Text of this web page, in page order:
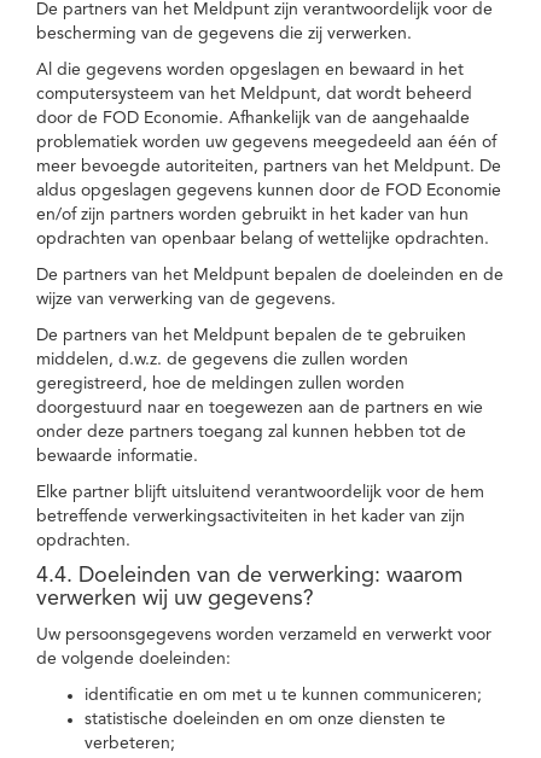
De partners van het Meldpunt zijn verantwoordelijk voor de
bescherming van de gegevens die zij verwerken.
Al die gegevens worden opgeslagen en bewaard in het
computersysteem van het Meldpunt, dat wordt beheerd
door de FOD Economie. Afhankelijk van de aangehaalde
problematiek worden uw gegevens meegedeeld aan één of
meer bevoegde autoriteiten, partners van het Meldpunt. De
aldus opgeslagen gegevens kunnen door de FOD Economie
en/of zijn partners worden gebruikt in het kader van hun
opdrachten van openbaar belang of wettelijke opdrachten.
De partners van het Meldpunt bepalen de doeleinden en de
wijze van verwerking van de gegevens.
De partners van het Meldpunt bepalen de te gebruiken
middelen, d.w.z. de gegevens die zullen worden
geregistreerd, hoe de meldingen zullen worden
doorgestuurd naar en toegewezen aan de partners en wie
onder deze partners toegang zal kunnen hebben tot de
bewaarde informatie.
Elke partner blijft uitsluitend verantwoordelijk voor de hem
betreffende verwerkingsactiviteiten in het kader van zijn
opdrachten.
4.4. Doeleinden van de verwerking: waarom
verwerken wij uw gegevens?
Uw persoonsgegevens worden verzameld en verwerkt voor
de volgende doeleinden:
identificatie en om met u te kunnen communiceren;
statistische doeleinden en om onze diensten te
verbeteren;